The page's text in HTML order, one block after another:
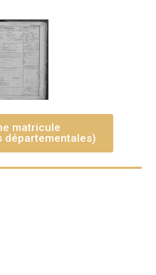
matricule
départementales)